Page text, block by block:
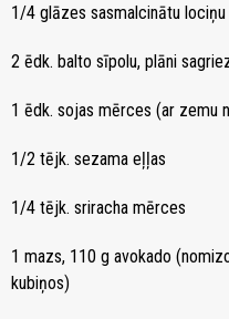
1/4 glāzes sasmalcinātu lociņu
2 ēdk. balto sīpolu, plāni
1 ēdk. sojas mērces (ar zemu
1/2 tējk. sezama eļļas
1/4 tējk. sriracha mērces
1 mazs, 110 g avokado
kubiņos)